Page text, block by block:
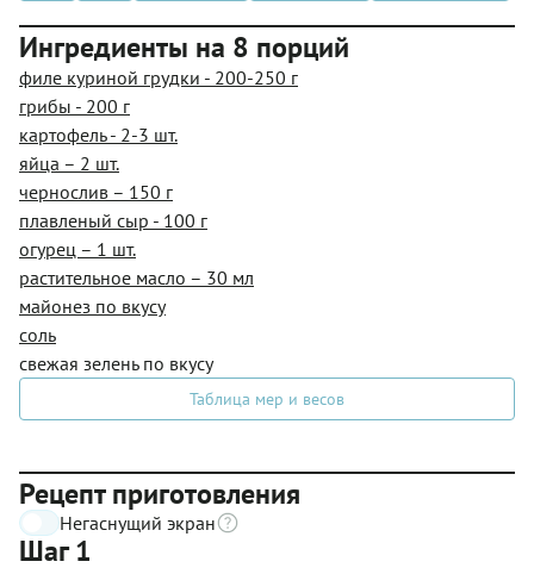
Ингредиенты на 8 порций
филе куриной грудки - 200-250 г
грибы - 200 г
картофель - 2-3 шт.
яйца – 2 шт.
чернослив – 150 г
плавленый сыр - 100 г
огурец – 1 шт.
растительное масло – 30 мл
майонез по вкусу
соль
свежая зелень по вкусу
Таблица мер и весов
Рецепт приготовления
Негаснущий экран
Шаг 1